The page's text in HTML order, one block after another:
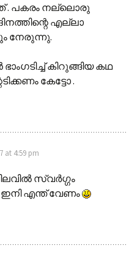
. പകരം നല്ലൊരു
എല്ലാ
നേരുന്നു.
കിറുങ്ങിയ കഥ
കേട്ടോ .
at 4:59 pm
സ്വര്‍ഗ്ഗം
എന്ത്‌ വേണം